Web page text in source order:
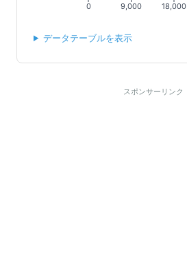
0 9,000 18,000
データテーブルを表示
スポンサーリンク